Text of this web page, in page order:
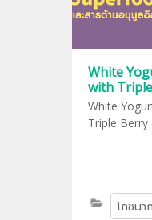
White
with
ผสาน
อนุมูลอิสระ
White
Triple Berry
โภชนา